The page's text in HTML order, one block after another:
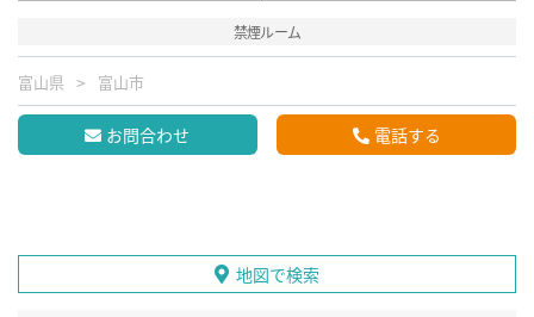
禁煙ルーム
富山県 富山市
お問合わせ 電話する
地図で検索